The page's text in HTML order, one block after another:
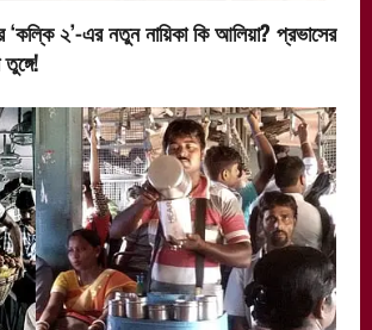
‘কল্কি ২’-এর নতুন নায়িকা কি আলিয়া? প্রভাসের